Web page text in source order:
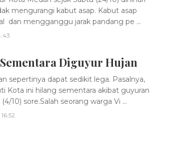
mengurangi kabut asap. Kabut asap
dan mengganggu jarak pandang pe ...
Diguyur Hujan
sepertinya dapat sedikit lega. Pasalnya,
Kota ini hilang sementara akibat guyuran
10) sore.Salah seorang warga Vi ...